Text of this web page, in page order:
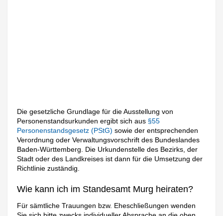
Die gesetzliche Grundlage für die Ausstellung von
Personenstandsurkunden ergibt sich aus §55
Personenstandsgesetz (PStG)sowie der entsprechenden
Verordnung oder Verwaltungsvorschrift des Bundeslandes
Baden-Württemberg. Die Urkundenstelle des Bezirks, der
Stadt oder des Landkreises ist dann für die Umsetzung der
Richtlinie zuständig.
Wie kann ich im Standesamt Murg heiraten?
Für sämtliche Trauungen bzw. Eheschließungen wenden